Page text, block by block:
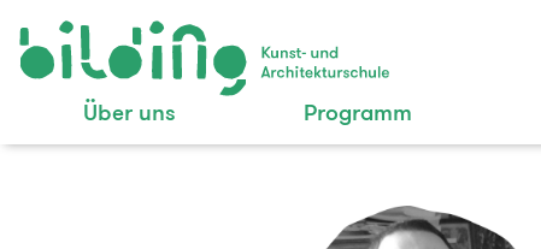
Über uns Programm